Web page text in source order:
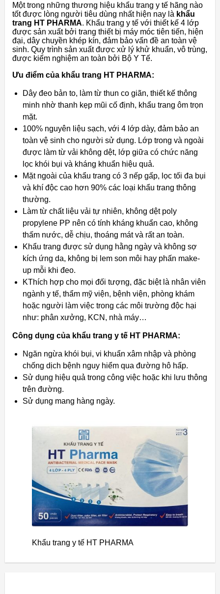
Một trong những thương hiệu khẩu trang y tế hãng nào
tốt được lòng người tiêu dùng nhất hiện nay là khẩu
trang HT PHARMA. Khẩu trang y tế với thiết kế 4 lớp
được sản xuất bởi trang thiết bị máy móc tiên tiến, hiện
đại, dây chuyền khép kín, đảm bảo vấn đề an toàn vệ
sinh. Quy trình sản xuất được xử lý khử khuẩn, vô trùng,
được kiểm nghiệm an toàn bởi Bộ Y Tế.
Ưu điểm của khẩu trang HT PHARMA:
Dây đeo bản to, làm từ thun co giãn, thiết kế thông
minh nhờ thanh kẹp mũi cố định, khẩu trang ôm trọn
mặt.
100% nguyên liệu sạch, với 4 lớp dày, đảm bảo an
toàn vệ sinh cho người sử dụng. Lớp trong và ngoài
được làm từ vải không dệt, lớp giữa có chức năng
lọc khói bụi và kháng khuẩn hiệu quả.
Mặt ngoài của khẩu trang có 3 nếp gấp, lọc tối đa bụi
và khí độc cao hơn 90% các loại khẩu trang thông
thường.
Làm từ chất liệu vải tự nhiên, không dệt poly
propylene PP nên có tính kháng khuẩn cao, không
thấm nước, dễ chịu, thoáng mát và rất an toàn.
Khẩu trang được sử dụng hằng ngày và không sợ
kích ứng da, không bị lem son môi hay phấn make-
up mỗi khi đeo.
KThích hợp cho mọi đối tượng, đặc biệt là nhân viên
ngành y tế, thẩm mỹ viện, bệnh viện, phòng khám
hoặc người làm việc trong các môi trường độc hại
như: phân xưởng, KCN, nhà máy…
Công dụng của khẩu trang y tế HT PHARMA:
Ngăn ngừa khói bụi, vi khuẩn xâm nhập và phòng
chống dịch bệnh nguy hiểm qua đường hô hấp.
Sử dụng hiệu quả trong công việc hoặc khi lưu thông
trên đường.
Sử dụng mang hàng ngày.
Khẩu trang y tế HT PHARMA